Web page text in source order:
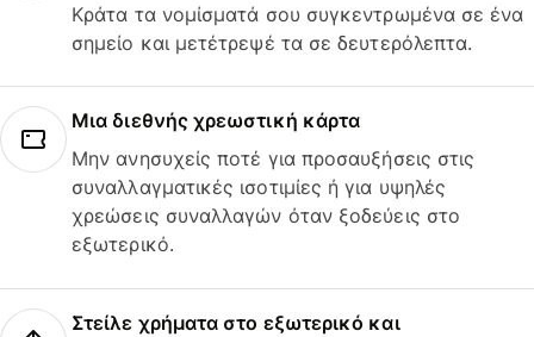
Κράτα τα νομίσματά σου συγκεντρωμένα σε ένα
σημείο και μετέτρεψέ τα σε δευτερόλεπτα.
Μια διεθνής χρεωστική κάρτα
Μην ανησυχείς ποτέ για προσαυξήσεις στις
συναλλαγματικές ισοτιμίες ή για υψηλές
χρεώσεις συναλλαγών όταν ξοδεύεις στο
εξωτερικό.
Στείλε χρήματα στο εξωτερικό και